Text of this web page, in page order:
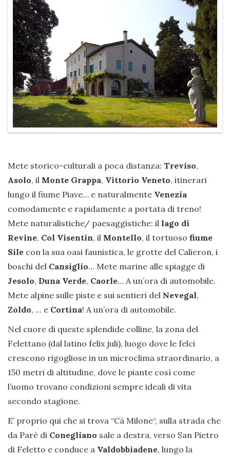
Mete storico-culturali a poca distanza: Treviso,
Asolo, il Monte Grappa, Vittorio Veneto, itinerari
lungo il fiume Piave… e naturalmente Venezia
comodamente e rapidamente a portata di treno!
Mete naturalistiche/ paesaggistiche: il lago di
Revine, Col Visentin, il Montello, il tortuoso fiume
Sile con la sua oasi faunistica, le grotte del Calieron, i
boschi del Cansiglio... Mete marine alle spiagge di
Jesolo, Duna Verde, Caorle... A un’ora di automobile.
Mete alpine sulle piste e sui sentieri del Nevegal,
Zoldo, ... e Cortina! A un’ora di automobile.
Nel cuore di queste splendide colline, la zona del
Felettano (dal latino felix juli), luogo dove le felci
crescono rigogliose in un microclima straordinario, a
150 metri di altitudine, dove le piante così come
l’uomo trovano condizioni sempre ideali di vita
secondo stagione.
E’ proprio qui che si trova “Cà Milone“, sulla strada che
da Parè di Conegliano sale a destra, verso San Pietro
di Feletto e conduce a Valdobbiadene, lungo la